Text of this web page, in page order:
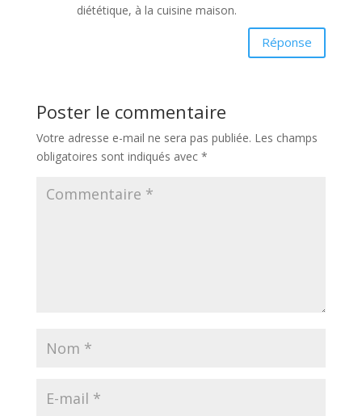
diététique, à la cuisine maison.
Réponse
Poster le commentaire
Votre adresse e-mail ne sera pas publiée. Les champs
obligatoires sont indiqués avec *